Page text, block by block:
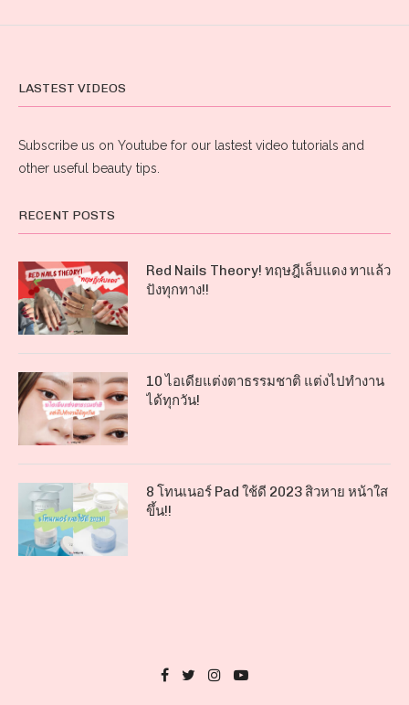
LASTEST VIDEOS
Subscribe us on Youtube for our lastest video tutorials and
other useful beauty tips.
RECENT POSTS
Red Nails Theory! ทฤษฎีเล็บแดง ทาแล้ว
ปังทุกทาง!!
10 ไอเดียแต่งตาธรรมชาติ แต่งไปทำงาน
ได้ทุกวัน!
8 โทนเนอร์ Pad ใช้ดี 2023 สิวหาย หน้าใส
ขึ้น!!